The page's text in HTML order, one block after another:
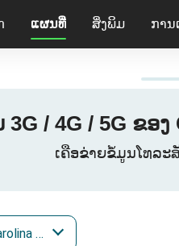
ແຜນທີ່ ສິ່ງພິມ ການ
/ 4G / 5G ຂອ
ເຄືອຂ່າຍຂໍ້ມູນໂທລະສັ
Carolina West Wireless